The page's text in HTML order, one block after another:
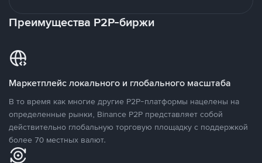
Преимущества P2P-биржи
Маркетплейс локального и глобального масштаба
В то время как многие другие P2P-платформы нацелены на
определенные рынки, Binance P2P представляет собой
действительно глобальную торговую площадку с поддержкой
более 70 местных валют.